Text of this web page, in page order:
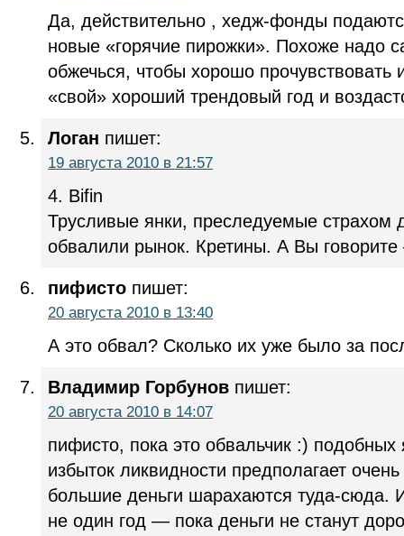
Да, действительно , хедж-фонды
новые «горячие пирожки». Похоже надо
обжечься, чтобы хорошо прочувствовать
«свой» хороший трендовый год и
Логан пишет:
19 августа 2010 в 21:57
4. Bifin
Трусливые янки, преследуемые страхом
обвалили рынок. Кретины. А Вы
пифисто пишет:
20 августа 2010 в 13:40
А это обвал? Сколько их уже было за
Владимир Горбунов пишет:
20 августа 2010 в 14:07
пифисто, пока это обвальчик :)
избыток ликвидности предполагает
большие деньги шарахаются туда-сюда.
не один год — пока деньги не станут